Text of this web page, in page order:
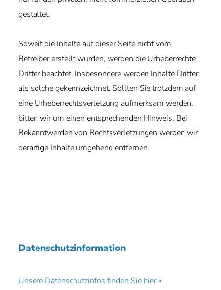
gestattet.
Soweit die Inhalte auf dieser Seite nicht vom
Betreiber erstellt wurden, werden die Urheberrechte
Dritter beachtet. Insbesondere werden Inhalte Dritter
als solche gekennzeichnet. Sollten Sie trotzdem auf
eine Urheberrechtsverletzung aufmerksam werden,
bitten wir um einen entsprechenden Hinweis. Bei
Bekanntwerden von Rechtsverletzungen werden wir
derartige Inhalte umgehend entfernen.
Datenschutzinformation
Unsere Datenschutzinfos finden Sie hier »